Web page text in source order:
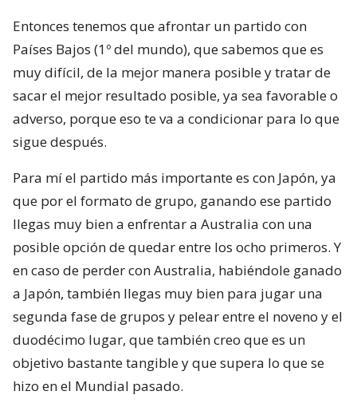
Entonces tenemos que afrontar un partido con
Países Bajos (1º del mundo), que sabemos que es
muy difícil, de la mejor manera posible y tratar de
sacar el mejor resultado posible, ya sea favorable o
adverso, porque eso te va a condicionar para lo que
sigue después.
Para mí el partido más importante es con Japón, ya
que por el formato de grupo, ganando ese partido
llegas muy bien a enfrentar a Australia con una
posible opción de quedar entre los ocho primeros. Y
en caso de perder con Australia, habiéndole ganado
a Japón, también llegas muy bien para jugar una
segunda fase de grupos y pelear entre el noveno y el
duodécimo lugar, que también creo que es un
objetivo bastante tangible y que supera lo que se
hizo en el Mundial pasado.